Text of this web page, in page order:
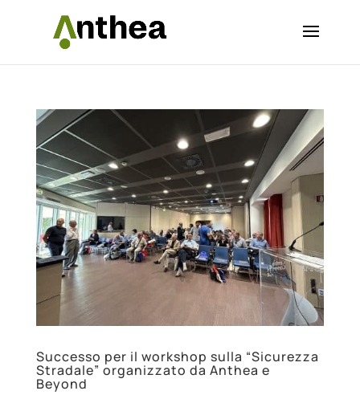
Successo per il workshop sulla “Sicurezza
Stradale” organizzato da Anthea e
Beyond